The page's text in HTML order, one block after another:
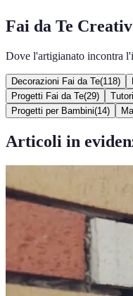
Fai da Te
Dove l'artigianato incontra
Decorazioni Fai da Te(118)
Progetti Fai da Te(29)
Progetti per Bambini(14)
Articoli in